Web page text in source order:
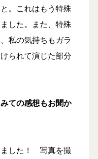
。これはもう特殊
した。また、特殊
私の気持ちもガラ
られて演じた部分
ての感想もお聞か
ました！ 写真を撮